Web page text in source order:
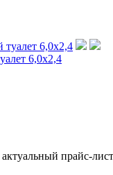
6,0х2,4
прайс-